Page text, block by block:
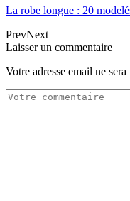
La robe longue : 20
PrevNext
Laisser un commentaire
Votre adresse email ne sera